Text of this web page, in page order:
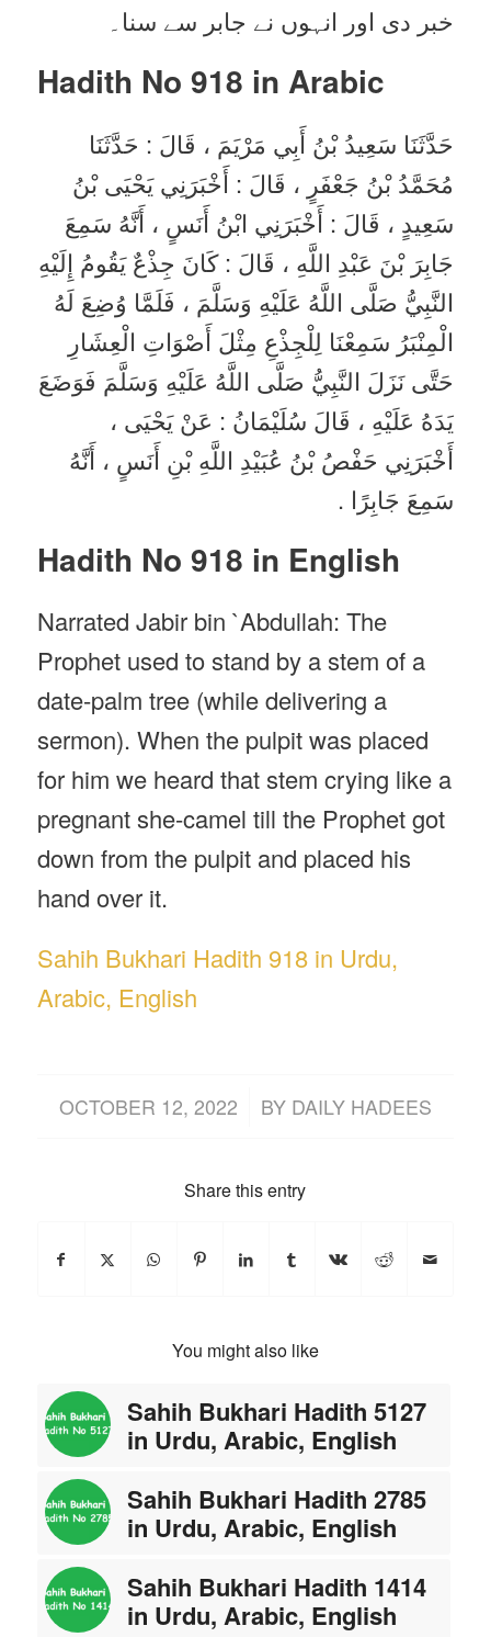
خبر دی اور انہوں نے جابر سے سنا۔
Hadith No 918 in Arabic
حَدَّثَنَا سَعِيدُ بْنُ أَبِي مَرْيَمَ ، قَالَ : حَدَّثَنَا
مُحَمَّدُ بْنُ جَعْفَرٍ ، قَالَ : أَخْبَرَنِي يَحْيَى بْنُ
سَعِيدٍ ، قَالَ : أَخْبَرَنِي ابْنُ أَنَسٍ ، أَنَّهُ سَمِعَ
جَابِرَ بْنَ عَبْدِ اللَّهِ ، قَالَ : كَانَ جِذْعٌ يَقُومُ إِلَيْهِ
النَّبِيُّ صَلَّى اللَّهُ عَلَيْهِ وَسَلَّمَ ، فَلَمَّا وُضِعَ لَهُ
الْمِنْبَرُ سَمِعْنَا لِلْجِذْعِ مِثْلَ أَصْوَاتِ الْعِشَارِ
حَتَّى نَزَلَ النَّبِيُّ صَلَّى اللَّهُ عَلَيْهِ وَسَلَّمَ فَوَضَعَ
يَدَهُ عَلَيْهِ ، قَالَ سُلَيْمَانُ : عَنْ يَحْيَى ،
أَخْبَرَنِي حَفْصُ بْنُ عُبَيْدِ اللَّهِ بْنِ أَنَسٍ ، أَنَّهُ
سَمِعَ جَابِرًا .
Hadith No 918 in English
Narrated Jabir bin `Abdullah: The
Prophet used to stand by a stem of a
date-palm tree (while delivering a
sermon). When the pulpit was placed
for him we heard that stem crying like a
pregnant she-camel till the Prophet got
down from the pulpit and placed his
hand over it.
Sahih Bukhari Hadith 918 in Urdu,
Arabic, English
OCTOBER 12, 2022
/ BY DAILY HADEES
Share this entry
You might also like
Sahih Bukhari Hadith 5127
in Urdu, Arabic, English
Sahih Bukhari Hadith 2785
in Urdu, Arabic, English
Sahih Bukhari Hadith 1414
in Urdu, Arabic, English